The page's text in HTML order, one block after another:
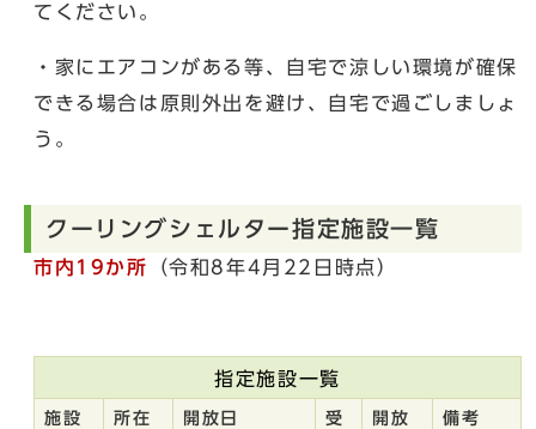
てください。
・家にエアコンがある等、自宅で涼しい環境が確保
できる場合は原則外出を避け、自宅で過ごしましょ
う。
クーリングシェルター指定施設一覧
市内19か所 （令和8年4月22日時点）
指定施設一覧
施設
所在
開放日
受
開放
備考